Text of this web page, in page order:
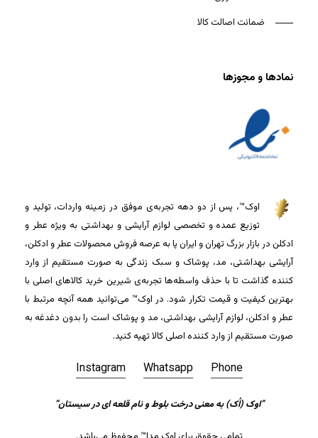
جمع جزء: 0تومان
ضمانت اصالت کالا
نمادها و مجوزها
اوک™، پس از دو دهه تجربه‌ی موفق در زمینه واردات، تولید و
توزیع عمده و تخصصی لوازم آرایشی و بهداشتی به ویژه عطر و
ادکلن در بازار بزرگ تهران و ایران پا به عرصه فروش محصولات عطر و ادکلن،
آرایشی بهداشتی، مد، پوشاک و سبک زندگی به صورت مستقیم از وارد
کننده گذاشت تا با حذف واسطه‌ها تجربه‌ی شیرین خرید کالاهای اصلی با
بهترین کیفیت و قیمت تکرار شود. در اوک™ می‌توانید همه آنچه مرتبط با
عطر و ادکلن، لوازم آرایشی بهداشتی، مد و پوشاک است را بدون دغدغه به
صورت مستقیم از وارد کننده اصلی کالا تهیه کنید.
Instagram Whatsapp Phone
“اوک (اُک) به معنی درخت بلوط و نام قلعه ای در سیستان”